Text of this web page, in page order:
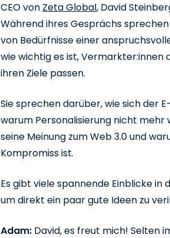
CEO von Zeta Global, David
Während ihres Gesprächs
von Bedürfnisse einer
wie wichtig es ist, Vermarkter:innen
ihren Ziele passen.
Sie sprechen darüber, wie sich der
warum Personalisierung nicht
seine Meinung zum Web 3.0 und
Kompromiss ist.
Es gibt viele spannende Einblicke in
um direkt ein paar gute Ideen zu
Adam: David, es freut mich! Selten